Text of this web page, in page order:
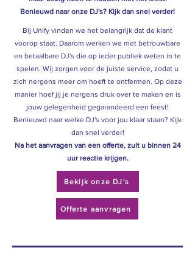
Benieuwd naar onze DJ's? Kijk dan snel verder!
Bij Unify vinden we het belangrijk dat de klant
voorop staat. Daarom werken we met betrouwbare
en betaalbare DJ's die op ieder publiek weten in te
spelen. Wij zorgen voor de juiste service, zodat u
zich nergens meer om hoeft te ontfermen. Op deze
manier hoef jij je nergens druk over te maken en is
jouw gelegenheid gegarandeerd een feest!
Benieuwd naar welke DJ's voor jou klaar staan? Kijk
dan snel verder!
Na het aanvragen van een offerte, zult u binnen 24
uur reactie krijgen.
Bekijk onze DJ's
Offerte aanvragen